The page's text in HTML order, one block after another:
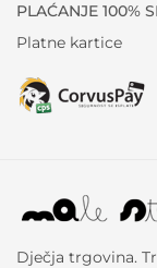
PLAĆANJE 100%
Platne kartice
Dječja trgovina.